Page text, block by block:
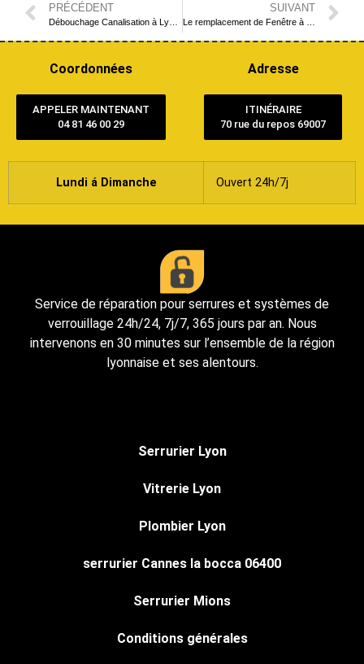
PRÉCÉDENT SUIVANT
Coordonnées
APPELER MAINTENANT
04 81 46 00 29
Adresse
ITINÉRAIRE
70 rue du repos 69007
Lundi á Dimanche Ouvert 24h/7j
Service de réparation pour serrures et systèmes de
verrouillage 24h/24, 7j/7, 365 jours par an. Nous
intervenons en 30 minutes sur l’ensemble de la région
lyonnaise et ses alentours.
Serrurier Lyon
Vitrerie Lyon
Plombier Lyon
serrurier Cannes la bocca 06400
Serrurier Mions
Conditions générales